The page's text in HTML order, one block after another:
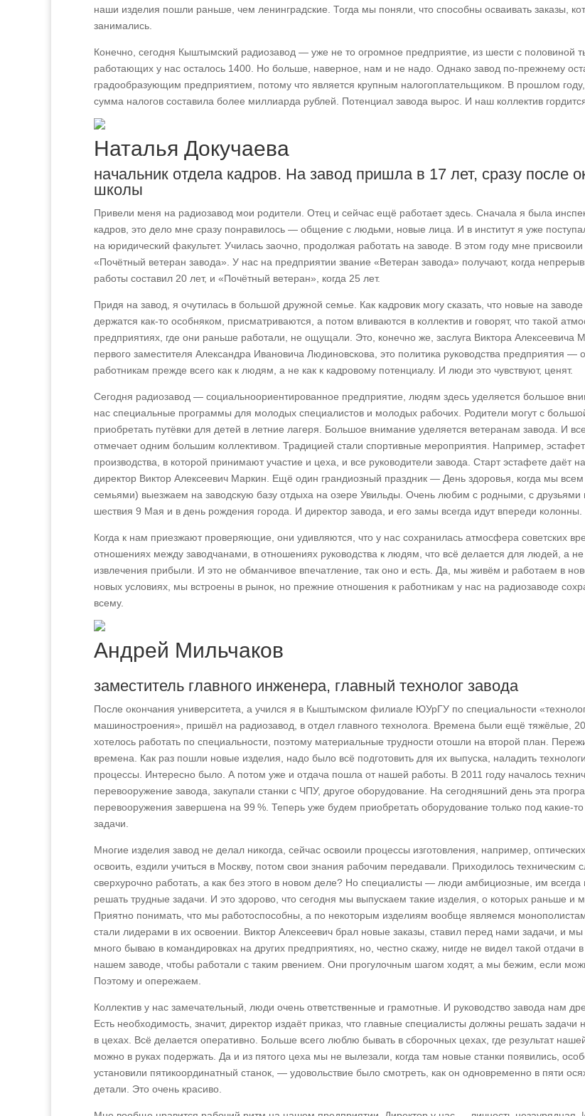
наши изделия пошли раньше, чем ленинградские. Тогда мы поняли, что способны осваивать заказы,
занимались.
Конечно, сегодня Кыштымский радиозавод — уже не то огромное предприятие, из шести с половиной
работающих у нас осталось 1400. Но больше, наверное, нам и не надо. Однако завод по-прежнему
градообразующим предприятием, потому что является крупным налогоплательщиком. В прошлом
сумма налогов составила более миллиарда рублей. Потенциал завода вырос. И наш коллектив
Наталья Докучаева
начальник отдела кадров. На завод пришла в 17 лет, сразу после
школы
Привели меня на радиозавод мои родители. Отец и сейчас ещё работает здесь. Сначала я была
кадров, это дело мне сразу понравилось — общение с людьми, новые лица. И в институт я уже
на юридический факультет. Училась заочно, продолжая работать на заводе. В этом году мне присвоили
«Почётный ветеран завода». У нас на предприятии звание «Ветеран завода» получают, когда
работы составил 20 лет, и «Почётный ветеран», когда 25 лет.
Придя на завод, я очутилась в большой дружной семье. Как кадровик могу сказать, что новые на
держатся как-то особняком, присматриваются, а потом вливаются в коллектив и говорят, что такой
предприятиях, где они раньше работали, не ощущали. Это, конечно же, заслуга Виктора Алексеевича
первого заместителя Александра Ивановича Людиновскова, это политика руководства предприятия —
работникам прежде всего как к людям, а не как к кадровому потенциалу. И люди это чувствуют, ценят.
Сегодня радиозавод — социальноориентированное предприятие, людям здесь уделяется большое
нас специальные программы для молодых специалистов и молодых рабочих. Родители могут с
приобретать путёвки для детей в летние лагеря. Большое внимание уделяется ветеранам завода. И
отмечает одним большим коллективом. Традицией стали спортивные мероприятия. Например,
производства, в которой принимают участие и цеха, и все руководители завода. Старт эстафете даёт
директор Виктор Алексеевич Маркин. Ещё один грандиозный праздник — День здоровья, когда мы всем
семьями) выезжаем на заводскую базу отдыха на озере Увильды. Очень любим с родными, с друзьями
шествия 9 Мая и в день рождения города. И директор завода, и его замы всегда идут впереди колонны.
Когда к нам приезжают проверяющие, они удивляются, что у нас сохранилась атмосфера советских
отношениях между заводчанами, в отношениях руководства к людям, что всё делается для людей, а не
извлечения прибыли. И это не обманчивое впечатление, так оно и есть. Да, мы живём и работаем в
новых условиях, мы встроены в рынок, но прежние отношения к работникам у нас на радиозаводе
всему.
Андрей Мильчаков
заместитель главного инженера, главный технолог завода
После окончания университета, а учился я в Кыштымском филиале ЮУрГУ по специальности
машиностроения», пришёл на радиозавод, в отдел главного технолога. Времена были ещё тяжёлые,
хотелось работать по специальности, поэтому материальные трудности отошли на второй план.
времена. Как раз пошли новые изделия, надо было всё подготовить для их выпуска, наладить
процессы. Интересно было. А потом уже и отдача пошла от нашей работы. В 2011 году началось
перевооружение завода, закупали станки с ЧПУ, другое оборудование. На сегодняшний день эта
перевооружения завершена на 99 %. Теперь уже будем приобретать оборудование только под какие-
задачи.
Многие изделия завод не делал никогда, сейчас освоили процессы изготовления, например,
освоить, ездили учиться в Москву, потом свои знания рабочим передавали. Приходилось техническим
сверхурочно работать, а как без этого в новом деле? Но специалисты — люди амбициозные, им всегда
решать трудные задачи. И это здорово, что сегодня мы выпускаем такие изделия, о которых раньше и
Приятно понимать, что мы работоспособны, а по некоторым изделиям вообще являемся
стали лидерами в их освоении. Виктор Алексеевич брал новые заказы, ставил перед нами задачи, и
много бываю в командировках на других предприятиях, но, честно скажу, нигде не видел такой отдачи
нашем заводе, чтобы работали с таким рвением. Они прогулочным шагом ходят, а мы бежим, если
Поэтому и опережаем.
Коллектив у нас замечательный, люди очень ответственные и грамотные. И руководство завода нам
Есть необходимость, значит, директор издаёт приказ, что главные специалисты должны решать задачи
в цехах. Всё делается оперативно. Больше всего люблю бывать в сборочных цехах, где результат
можно в руках подержать. Да и из пятого цеха мы не вылезали, когда там новые станки появились,
установили пятикоординатный станок, — удовольствие было смотреть, как он одновременно в пяти
детали. Это очень красиво.